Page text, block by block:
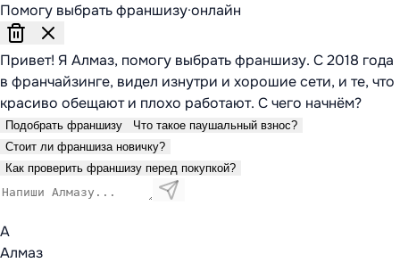
Помогу выбрать франшизу·онлайн
Привет! Я Алмаз, помогу выбрать франшизу. С 2018 года
в франчайзинге, видел изнутри и хорошие сети, и те, что
красиво обещают и плохо работают. С чего начнём?
Подобрать франшизу
Что такое паушальный взнос?
Стоит ли франшиза новичку?
Как проверить франшизу перед покупкой?
А
Алмаз